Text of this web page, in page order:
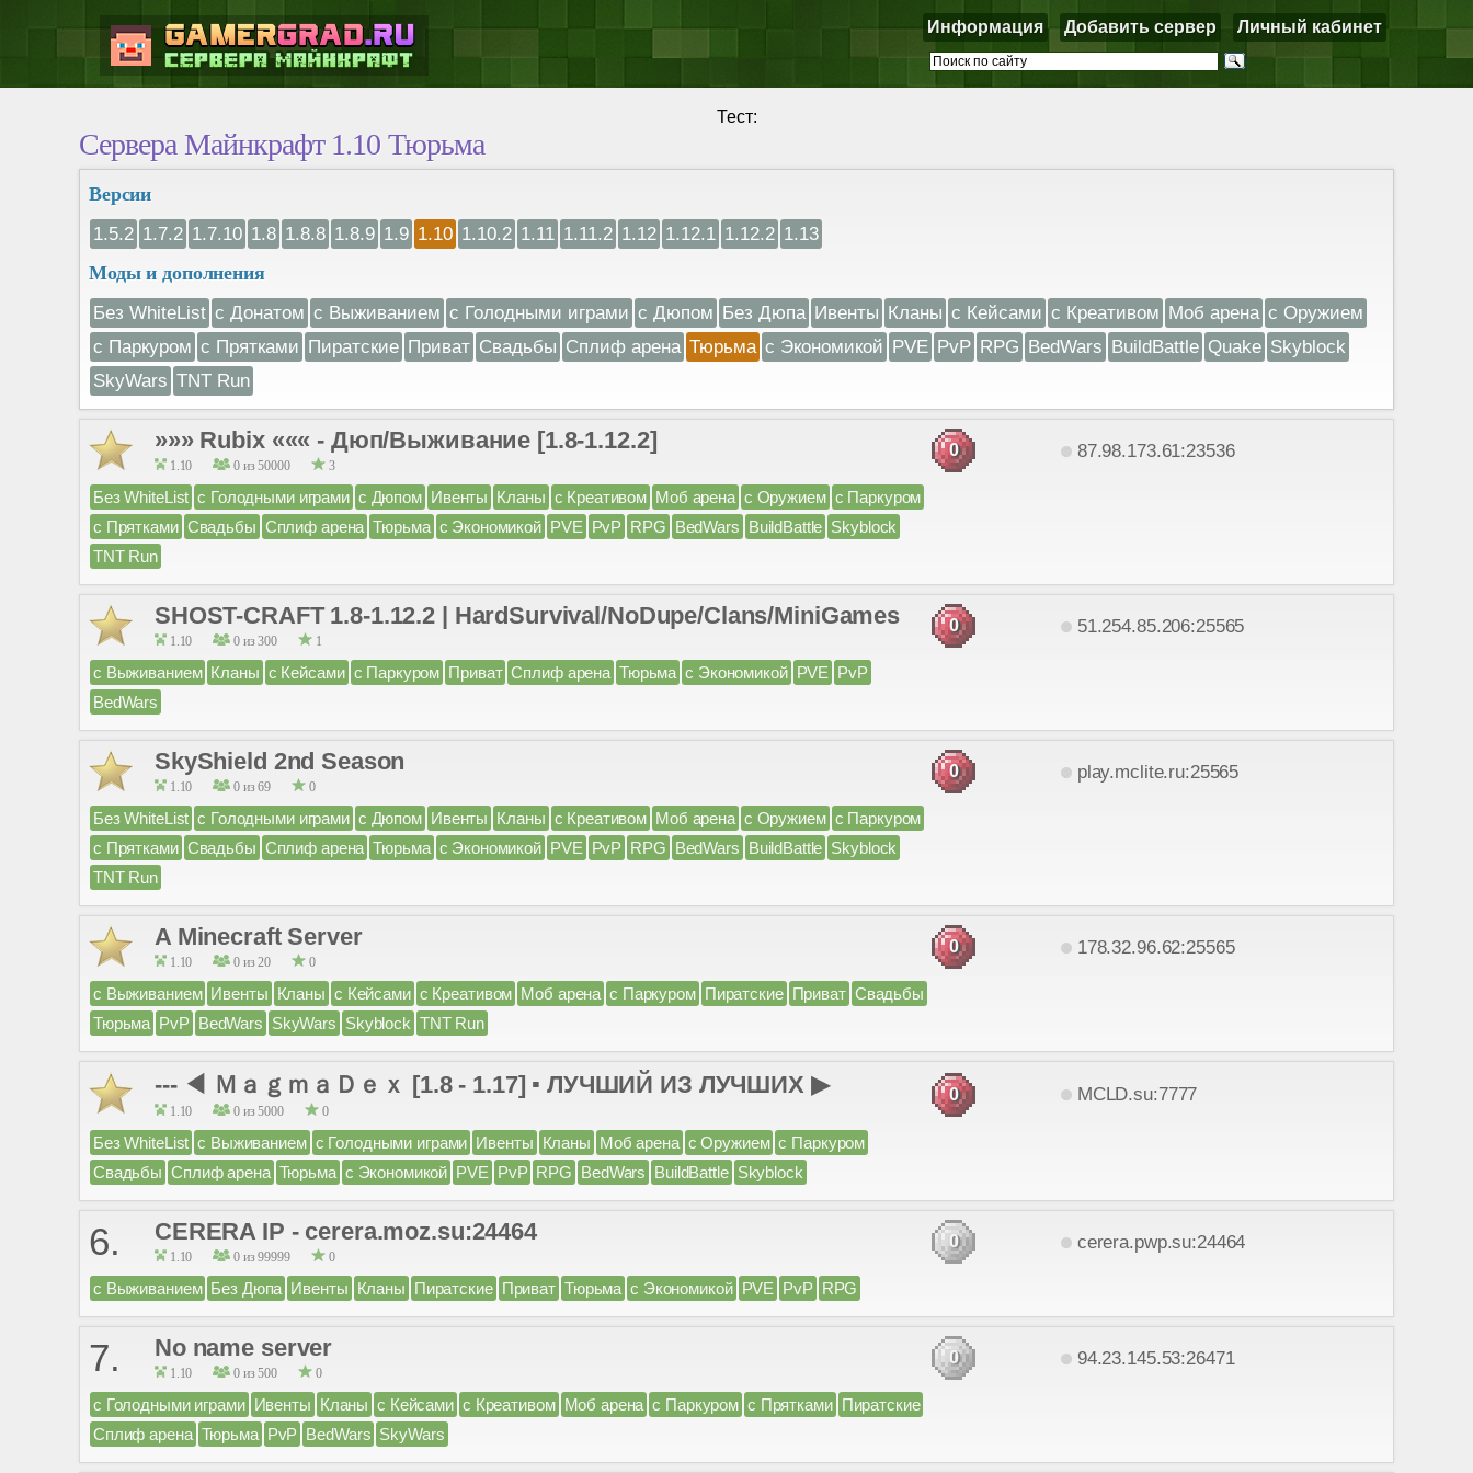
Информация Добавить сервер Личный кабинет
Тест:
Сервера Майнкрафт 1.10 Тюрьма
Версии
1.5.2 1.7.2 1.7.10 1.8 1.8.8 1.8.9 1.9 1.10 1.10.2 1.11 1.11.2 1.12 1.12.1 1.12.2 1.13
Моды и дополнения
Без WhiteList с Донатом с Выживанием с Голодными играми с Дюпом Без Дюпа Ивенты Кланы с Кейсами с Креативом Моб арена с Оружием
с Паркуром с Прятками Пиратские Приват Свадьбы Сплиф арена Тюрьма с Экономикой PVE PvP RPG BedWars BuildBattle Quake Skyblock
SkyWars TNT Run
»»» Rubix ««« - Дюп/Выживание [1.8-1.12.2]
1.10 0 из 50000 3
0 87.98.173.61:23536
Без WhiteList с Голодными играми с Дюпом Ивенты Кланы с Креативом Моб арена с Оружием с Паркуром
с Прятками Свадьбы Сплиф арена Тюрьма с Экономикой PVE PvP RPG BedWars BuildBattle Skyblock
TNT Run
SHOST-CRAFT 1.8-1.12.2 | HardSurvival/NoDupe/Clans/MiniGames
1.10 0 из 300 1
0 51.254.85.206:25565
с Выживанием Кланы с Кейсами с Паркуром Приват Сплиф арена Тюрьма с Экономикой PVE PvP
BedWars
SkyShield 2nd Season
1.10 0 из 69 0
0 play.mclite.ru:25565
Без WhiteList с Голодными играми с Дюпом Ивенты Кланы с Креативом Моб арена с Оружием с Паркуром
с Прятками Свадьбы Сплиф арена Тюрьма с Экономикой PVE PvP RPG BedWars BuildBattle Skyblock
TNT Run
A Minecraft Server
1.10 0 из 20 0
0 178.32.96.62:25565
с Выживанием Ивенты Кланы с Кейсами с Креативом Моб арена с Паркуром Пиратские Приват Свадьбы
Тюрьма PvP BedWars SkyWars Skyblock TNT Run
--- ◀ ＭａｇｍａＤｅｘ [1.8 - 1.17] ▪ ЛУЧШИЙ ИЗ ЛУЧШИХ ▶
1.10 0 из 5000 0
0 MCLD.su:7777
Без WhiteList с Выживанием с Голодными играми Ивенты Кланы Моб арена с Оружием с Паркуром
Свадьбы Сплиф арена Тюрьма с Экономикой PVE PvP RPG BedWars BuildBattle Skyblock
6. CERERA IP - cerera.moz.su:24464
1.10 0 из 99999 0
0 cerera.pwp.su:24464
с Выживанием Без Дюпа Ивенты Кланы Пиратские Приват Тюрьма с Экономикой PVE PvP RPG
7. No name server
1.10 0 из 500 0
0 94.23.145.53:26471
с Голодными играми Ивенты Кланы с Кейсами с Креативом Моб арена с Паркуром с Прятками Пиратские
Сплиф арена Тюрьма PvP BedWars SkyWars